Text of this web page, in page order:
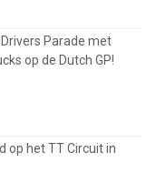
Parade met
op de Dutch GP!
op het TT Circuit in